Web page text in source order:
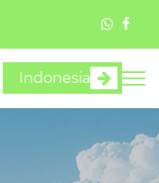
Indonesia